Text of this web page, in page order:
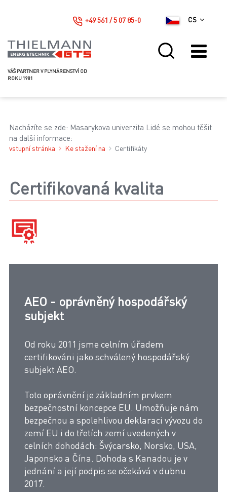
VÁŠ PARTNER V PLYNÁRENSTVÍ OD
ROKU 1981
CS
+49 561 / 5 07 85-0
Nacházíte se zde: Masarykova univerzita Lidé se mohou těšit
na další informace:
vstupní stránka Ke stažení na Certifikáty
Certifikovaná kvalita
AEO - oprávněný hospodářský
subjekt
Od roku 2011 jsme celním úřadem
certifikováni jako schválený hospodářský
subjekt AEO.
Toto oprávnění je základním prvkem
bezpečnostní koncepce EU. Umožňuje nám
bezpečnou a spolehlivou deklaraci vývozu do
zemí EU i do třetích zemí uvedených v
celních dohodách: Švýcarsko, Norsko, USA,
Japonsko a Čína. Dohoda s Kanadou je v
jednání a její podpis se očekává v dubnu
2017.